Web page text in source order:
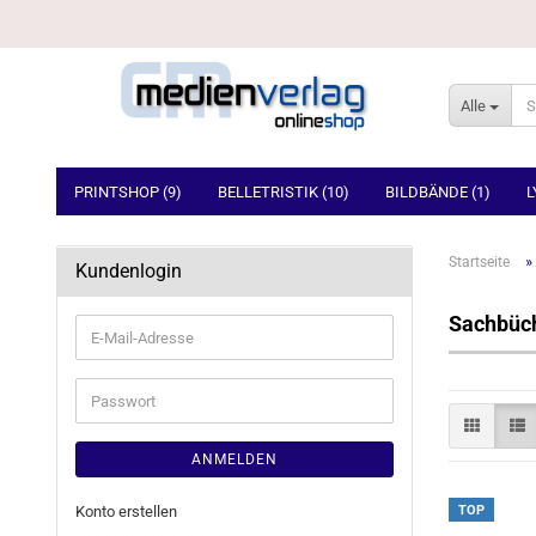
Alle
PRINTSHOP (9) BELLETRISTIK (10) BILDBÄNDE (1)
Startseite »
TOP
Kundenlogin
E-
Mail-
Adresse
Passwort
ANMELDEN
Konto erstellen